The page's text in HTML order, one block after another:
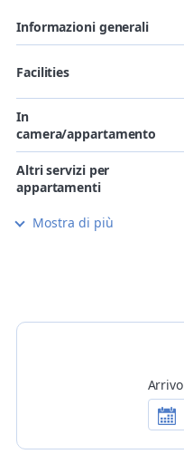
Informazioni generali
Facilities
In
camera/appartamento
Altri servizi per
appartamenti
Internet
Wellness
Metodi di pagamento
Mostra di più
Arrivo